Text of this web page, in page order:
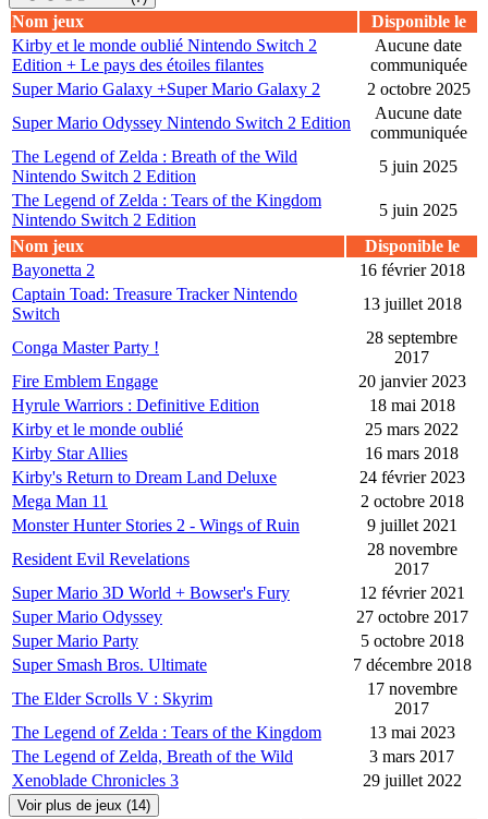
Nom jeux
Disponible le
Kirby et le monde oublié Nintendo Switch 2
Edition + Le pays des étoiles filantes
Aucune date
communiquée
Super Mario Galaxy +Super Mario Galaxy 2
2 octobre 2025
Super Mario Odyssey Nintendo Switch 2 Edition
Aucune date
communiquée
The Legend of Zelda : Breath of the Wild
Nintendo Switch 2 Edition
5 juin 2025
The Legend of Zelda : Tears of the Kingdom
Nintendo Switch 2 Edition
5 juin 2025
Nom jeux
Disponible le
Bayonetta 2
16 février 2018
Captain Toad: Treasure Tracker Nintendo
Switch
13 juillet 2018
Conga Master Party !
28 septembre
2017
Fire Emblem Engage
20 janvier 2023
Hyrule Warriors : Definitive Edition
18 mai 2018
Kirby et le monde oublié
25 mars 2022
Kirby Star Allies
16 mars 2018
Kirby's Return to Dream Land Deluxe
24 février 2023
Mega Man 11
2 octobre 2018
Monster Hunter Stories 2 - Wings of Ruin
9 juillet 2021
Resident Evil Revelations
28 novembre
2017
Super Mario 3D World + Bowser's Fury
12 février 2021
Super Mario Odyssey
27 octobre 2017
Super Mario Party
5 octobre 2018
Super Smash Bros. Ultimate
7 décembre 2018
The Elder Scrolls V : Skyrim
17 novembre
2017
The Legend of Zelda : Tears of the Kingdom
13 mai 2023
The Legend of Zelda, Breath of the Wild
3 mars 2017
Xenoblade Chronicles 3
29 juillet 2022
Voir plus de jeux (14)